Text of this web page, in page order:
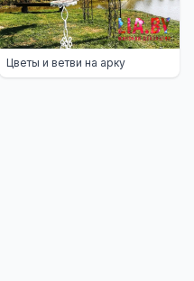
Цветы и ветви на арку